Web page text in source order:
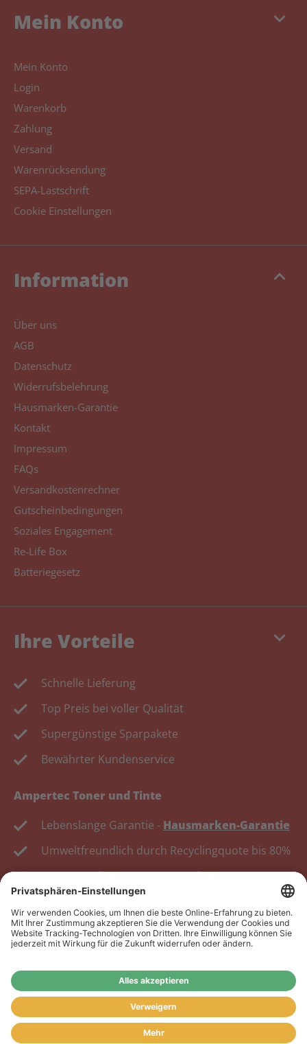
keyboard_arrow_down
Mein Konto
Mein Konto
Login
Warenkorb
Zahlung
Versand
Warenrücksendung
SEPA-Lastschrift
Cookie Einstellungen
keyboard_arrow_up
Information
Über uns
AGB
Datenschutz
Widerrufsbelehrung
Hausmarken-Garantie
Kontakt
Impressum
FAQs
Versandkostenrechner
Gutscheinbedingungen
Soziales Engagement
Re-Life Box
Batteriegesetz
keyboard_arrow_down
Ihre Vorteile
Schnelle Lieferung
Top Preis bei voller Qualität
Supergünstige Sparpakete
Bewährter Kundenservice
Ampertec Toner und Tinte
Lebenslange Garantie - Hausmarken-Garantie
Umweltfreundlich durch Recyclingquote bis 80%
Kosten senken, Ressourcen schonen.
Wiederverkäufer:
Wiederverkäufer sind, registrieren Sie sich bitte in
unserem Händler-Portalwww.tonerhersteller.de